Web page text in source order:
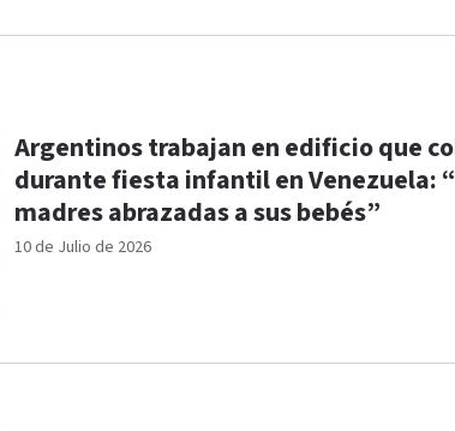
10 de Julio de 2026
Argentinos trabajan en edificio que
durante fiesta infantil en Venezuela:
madres abrazadas a sus bebés”